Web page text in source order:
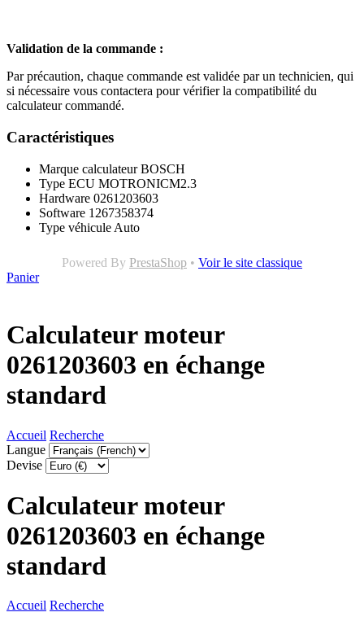
Validation de la commande :
Par précaution, chaque commande est validée par un technicien, qui
si nécessaire vous contactera pour vérifier la compatibilité du
calculateur commandé.
Caractéristiques
Marque calculateur BOSCH
Type ECU MOTRONICM2.3
Hardware 0261203603
Software 1267358374
Type véhicule Auto
Powered By PrestaShop • Voir le site classique
Panier
Calculateur moteur
0261203603 en échange
standard
Accueil Recherche
Langue
Devise
Calculateur moteur
0261203603 en échange
standard
Accueil Recherche